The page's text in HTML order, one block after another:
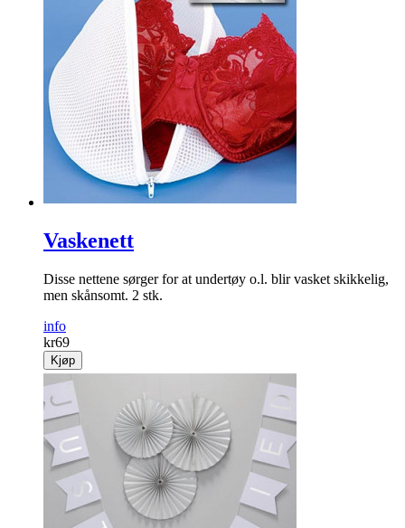
Vaskenett
Disse nettene sørger for at undertøy o.l. blir vasket skikkelig,
men skånsomt. 2 stk.
info
kr69
Kjøp